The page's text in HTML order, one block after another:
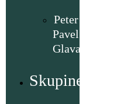
Peter
Pavel
Glavar
Skupine